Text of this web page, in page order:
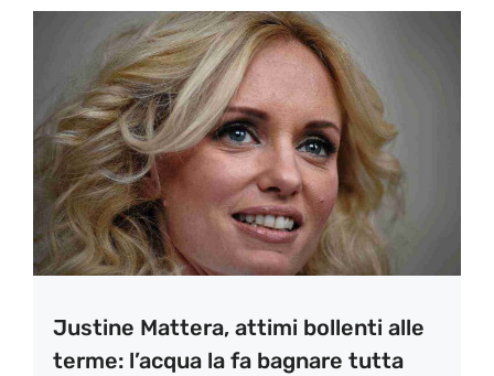
Justine Mattera, attimi bollenti alle
terme: l’acqua la fa bagnare tutta